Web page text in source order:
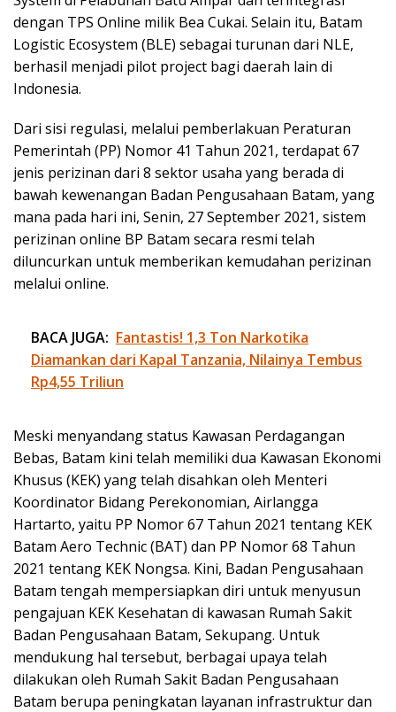
dengan TPS Online milik Bea Cukai. Selain itu, Batam
Logistic Ecosystem (BLE) sebagai turunan dari NLE,
berhasil menjadi pilot project bagi daerah lain di
Indonesia.
Dari sisi regulasi, melalui pemberlakuan Peraturan
Pemerintah (PP) Nomor 41 Tahun 2021, terdapat 67
jenis perizinan dari 8 sektor usaha yang berada di
bawah kewenangan Badan Pengusahaan Batam, yang
mana pada hari ini, Senin, 27 September 2021, sistem
perizinan online BP Batam secara resmi telah
diluncurkan untuk memberikan kemudahan perizinan
melalui online.
BACA JUGA: Fantastis! 1,3 Ton Narkotika
Diamankan dari Kapal Tanzania, Nilainya Tembus
Rp4,55 Triliun
Meski menyandang status Kawasan Perdagangan
Bebas, Batam kini telah memiliki dua Kawasan Ekonomi
Khusus (KEK) yang telah disahkan oleh Menteri
Koordinator Bidang Perekonomian, Airlangga
Hartarto, yaitu PP Nomor 67 Tahun 2021 tentang KEK
Batam Aero Technic (BAT) dan PP Nomor 68 Tahun
2021 tentang KEK Nongsa. Kini, Badan Pengusahaan
Batam tengah mempersiapkan diri untuk menyusun
pengajuan KEK Kesehatan di kawasan Rumah Sakit
Badan Pengusahaan Batam, Sekupang. Untuk
mendukung hal tersebut, berbagai upaya telah
dilakukan oleh Rumah Sakit Badan Pengusahaan
Batam berupa peningkatan layanan infrastruktur dan